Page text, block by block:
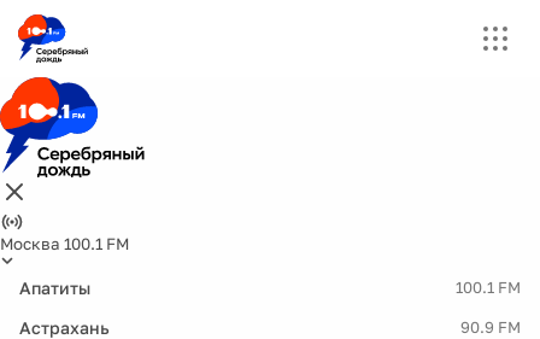
Москва 100.1 FM
Апатиты 100.1 FM
Астрахань 90.9 FM